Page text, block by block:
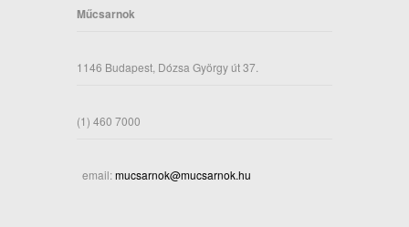
Műcsarnok
1146 Budapest, Dózsa György út 37.
(1) 460 7000
email:mucsarnok@mucsarnok.hu